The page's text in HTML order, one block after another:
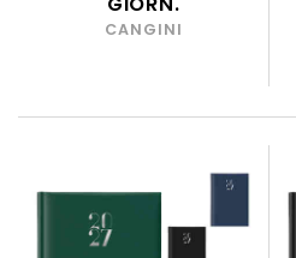
CANGINI